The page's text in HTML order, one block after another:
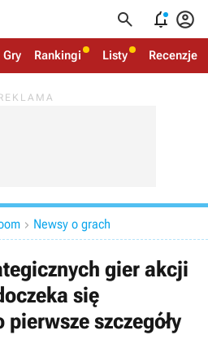
  
Gry Rankingi Listy Recenzje
 Newsy o grach
gier akcji
się
szczegóły